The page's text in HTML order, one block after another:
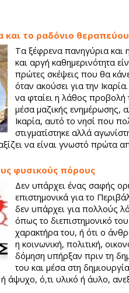
και το ραδόνιο
Τα ξέφρενα πανηγύρια και
και αργή καθημερινότητα
πρώτες σκέψεις που θα
όταν ακούσει για την
να φταίει η λάθος προβολή
μέσα μαζικής ενημέρωσης,
Ικαρία, αυτό το νησί που
στιγματίστηκε αλλά
να είναι γνωστό πρώτα
και για τον άξιο και
του.
φυσικούς πόρους
Δεν υπάρχει ένας σαφής
επιστημονικά για το
δεν υπάρχει για πολλούς
όπως το διεπιστημονικό του
χαρακτήρα του, ή ότι ο
η κοινωνική, πολιτική,
δόμηση υπήρξαν πριν τη
του και μέσα στη
άψυχο, ό,τι υλικό ή άυλο,
των -